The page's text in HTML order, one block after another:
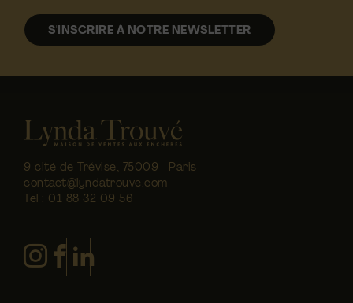
S'INSCRIRE À NOTRE NEWSLETTER
9 cité de Trévise, 75009 Paris
contact@lyndatrouve.com
Tel : 01 88 32 09 56